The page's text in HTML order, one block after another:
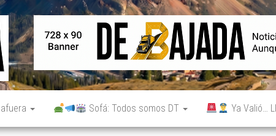
De
Bajada
Noticias
reales.
Aunque
no lo
parezcan.
Sofá: Todos somos DT Ya Valió…